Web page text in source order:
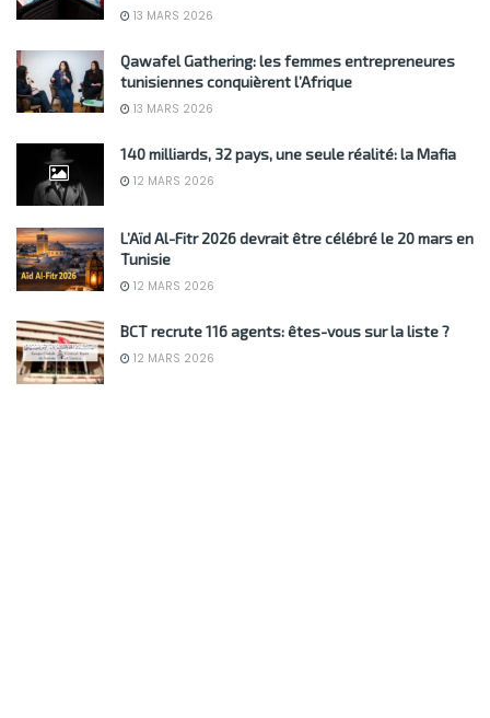
13 MARS 2026
Qawafel Gathering: les femmes entrepreneures
tunisiennes conquièrent l’Afrique
13 MARS 2026
140 milliards, 32 pays, une seule réalité: la Mafia
12 MARS 2026
L’Aïd Al-Fitr 2026 devrait être célébré le 20 mars en
Tunisie
12 MARS 2026
BCT recrute 116 agents: êtes-vous sur la liste ?
12 MARS 2026